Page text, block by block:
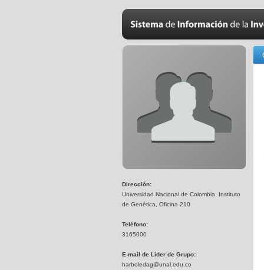
Dirección:
Universidad Nacional de Colombia, Instituto
de Genética, Oficina 210
Teléfono:
3165000
E-mail de Líder de Grupo:
harboledag@unal.edu.co